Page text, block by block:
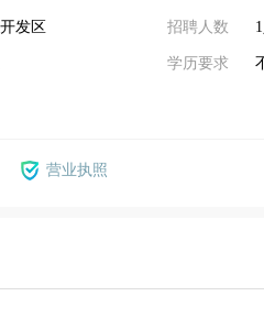
发区 招聘人数
学历要求
营业执照